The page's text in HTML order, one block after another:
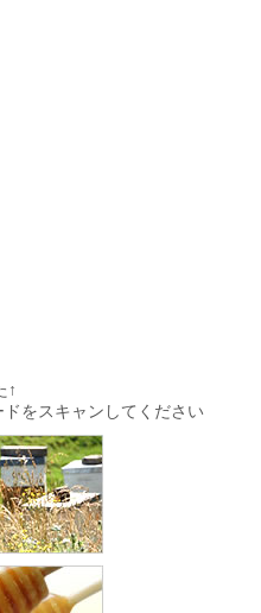
↑
をスキャンしてください